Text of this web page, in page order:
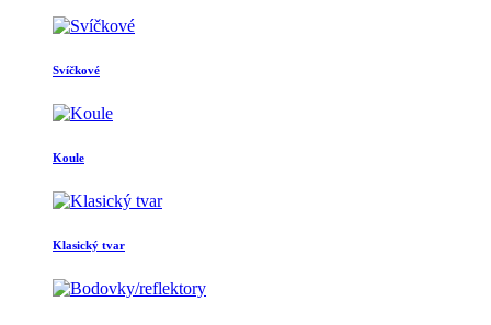
Svíčkové
Koule
Klasický tvar